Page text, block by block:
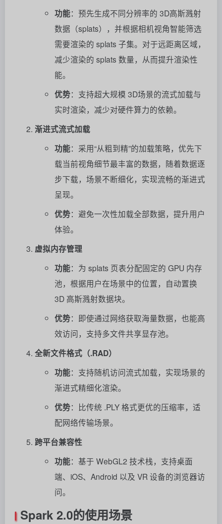
功能：预先生成不同分辨率的 3D高斯溅射
数据（splats），并根据相机视角智能筛选
需要渲染的 splats 子集。对于远距离区域，
减少渲染的 splats 数量，从而提升渲染性
能。
优势：支持超大规模 3D场景的流式加载与
实时渲染，减少对硬件算力的依赖。
渐进式流式加载
功能：采用“从粗到精”的加载策略，优先下
载当前视角细节最丰富的数据，随着数据逐
步下载，场景不断细化，实现流畅的渐进式
呈现。
优势：避免一次性加载全部数据，提升用户
体验。
虚拟内存管理
功能：为 splats 页表分配固定的 GPU 内存
池，根据用户在场景中的位置，自动置换
3D 高斯溅射数据块。
优势：即使通过网络获取海量数据，也能高
效访问，支持多文件共享显存池。
全新文件格式（.RAD）
功能：支持随机访问流式加载，实现场景的
渐进式精细化渲染。
优势：比传统 .PLY 格式更优的压缩率，适
配网络传输场景。
跨平台兼容性
功能：基于 WebGL2 技术栈，支持桌面
端、iOS、Android 以及 VR 设备的浏览器访
问。
Spark 2.0的使用场景